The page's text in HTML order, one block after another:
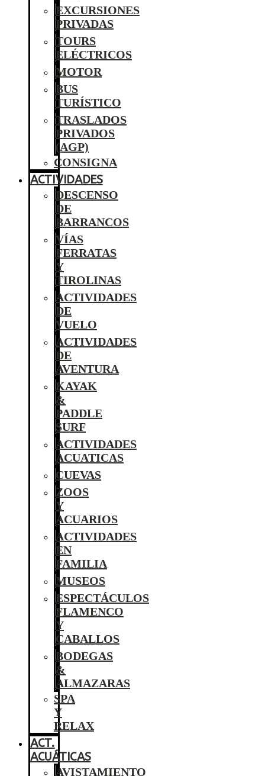
EXCURSIONES
PRIVADAS
TOURS
ELÉCTRICOS
MOTOR
BUS
TURÍSTICO
TRASLADOS
PRIVADOS
(AGP)
CONSIGNA
ACTIVIDADES
DESCENSO
DE
BARRANCOS
VÍAS
FERRATAS
Y
TIROLINAS
ACTIVIDADES
DE
VUELO
ACTIVIDADES
DE
AVENTURA
KAYAK
&
PADDLE
SURF
ACTIVIDADES
ACUATICAS
CUEVAS
ZOOS
Y
ACUARIOS
ACTIVIDADES
EN
FAMILIA
MUSEOS
ESPECTÁCULOS
FLAMENCO
Y
CABALLOS
BODEGAS
&
ALMAZARAS
SPA
Y
RELAX
ACT.
ACUÁTICAS
AVISTAMIENTO